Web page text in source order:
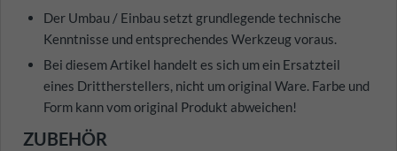
Der Umbau / Einbau setzt grundlegende technische
Kenntnisse und entsprechendes Werkzeug voraus.
Bei diesem Artikel handelt es sich um ein Ersatzteil
eines Drittherstellers, nicht um original Ware. Farbe und
Form kann vom original Produkt abweichen!
ZUBEHÖR